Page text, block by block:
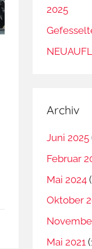
2025
Archiv
Juni 2025
Februar
Mai 2024
Oktober
Mai 2021